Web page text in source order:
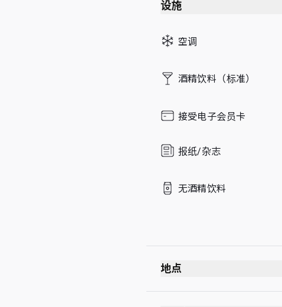
Tuesday
Thursday
Friday
Sunday
设施
空调
酒精饮料（标准）
接受电子会员卡
报纸/杂志
无酒精饮料
地点